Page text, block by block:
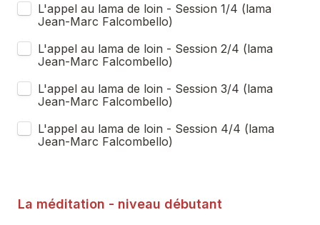
L'appel au lama de loin - Session 1/4 (lama
Jean-Marc Falcombello)
L'appel au lama de loin - Session 2/4 (lama
Jean-Marc Falcombello)
L'appel au lama de loin - Session 3/4 (lama
Jean-Marc Falcombello)
L'appel au lama de loin - Session 4/4 (lama
Jean-Marc Falcombello)